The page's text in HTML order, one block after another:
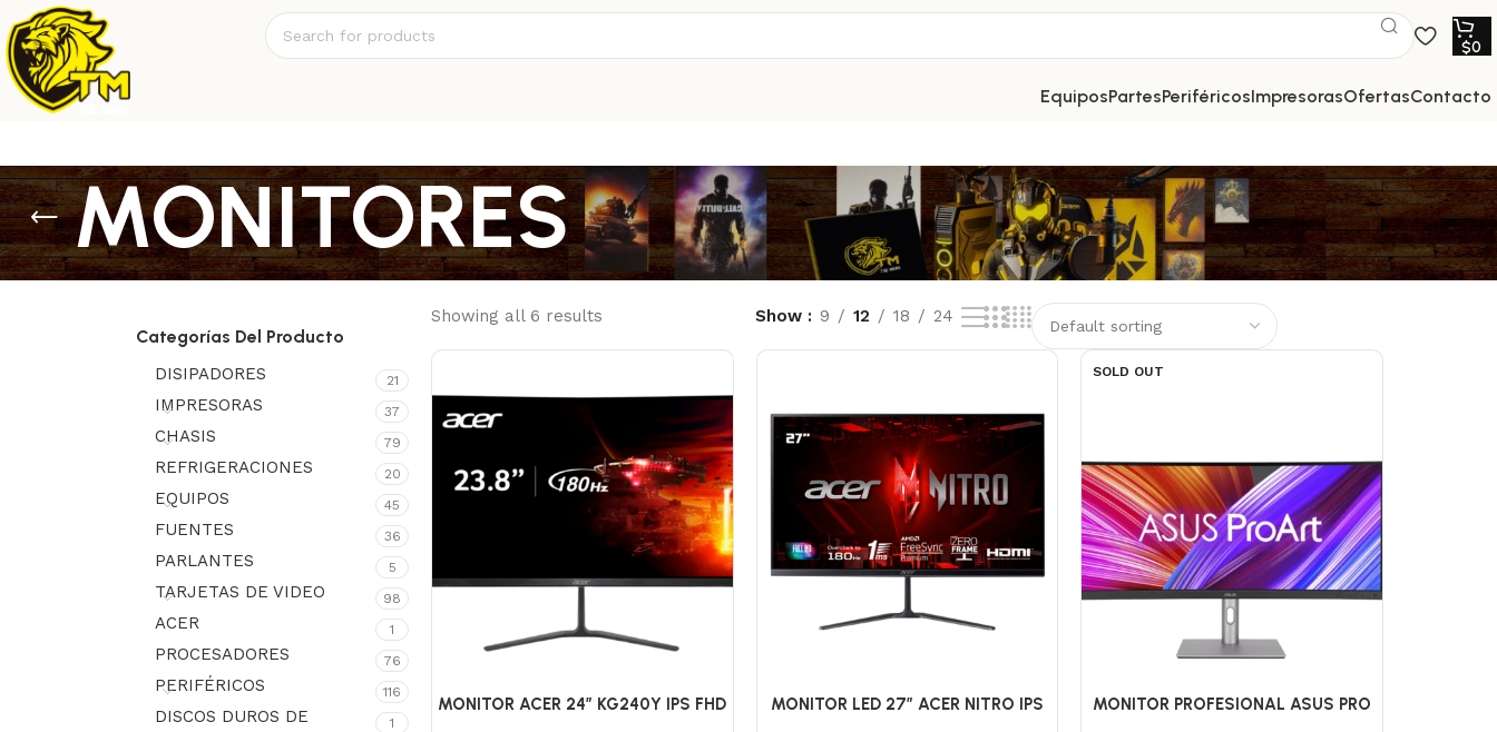
$0
equipos partes periféricos impresoras ofertas contacto
MONITORES
Categorías Del Producto
DISIPADORES 21
IMPRESORAS 37
CHASIS 79
REFRIGERACIONES 20
EQUIPOS 45
FUENTES 36
PARLANTES 5
TARJETAS DE VIDEO 98
ACER 1
PROCESADORES 76
PERIFÉRICOS 116
DISCOS DUROS DE
1
Showing all 6 results Show 9 12 18 24
MONITOR ACER 24″ KG240Y IPS FHD
MONITOR LED 27″ ACER NITRO IPS
SOLD OUT
MONITOR PROFESIONAL ASUS PRO